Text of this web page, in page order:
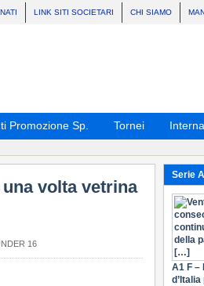
LINK SITI SOCIETARI CHI SIAMO
Promozione Sp. Tornei
una volta vetrina
16
Serie
A1 F –